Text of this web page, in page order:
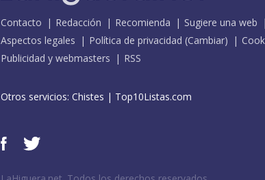
Contacto Redacción Recomienda
Sugiere una web
Aspectos legales
Política de privacidad (Cambiar)
Publicidad y webmasters
RSS
Otros servicios: Chistes | Top10Listas.com